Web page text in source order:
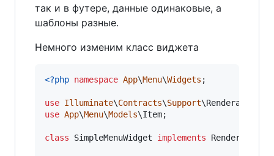
так и в футере, данные одинаковые, а
шаблоны разные.
Немного изменим класс виджета
<?php namespace App\Menu\Widgets ;
use Illuminate\Contracts\Support\Renderable
use App\Menu\Models\Item;
class SimpleMenuWidget implements Renderable {